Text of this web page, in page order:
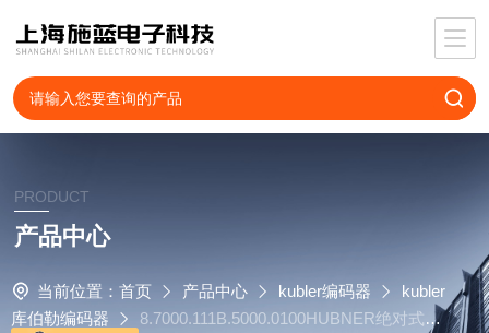
PRODUCT
产品中心
当前位置： 首页 产品中心 kubler编码器
kubler
库伯勒编码器
8.7000.111B.5000.0100HUBNER绝对式编